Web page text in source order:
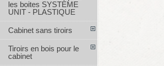
les boites SYSTÈME
UNIT - PLASTIQUE
Cabinet sans tiroirs
Tiroirs en bois pour le
cabinet